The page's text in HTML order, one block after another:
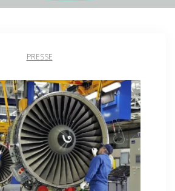
PRESSE